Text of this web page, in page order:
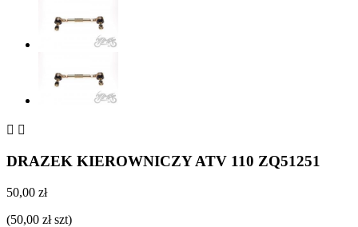
 
DRAZEK KIEROWNICZY ATV 110 ZQ51251
50,00 zł
(50,00 zł szt)